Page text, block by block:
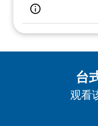
台
观看